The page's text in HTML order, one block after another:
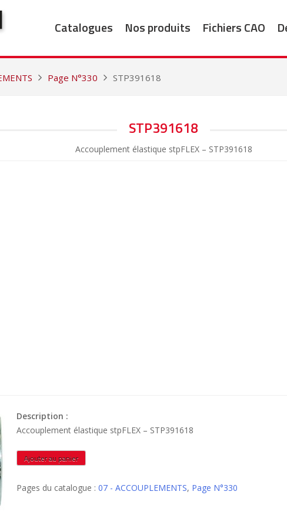
Catalogues Nos produits Fichiers CAO
Page N°330 STP391618
STP391618
Accouplement élastique stpFLEX – STP391618
Description :
Accouplement élastique stpFLEX – STP391618
quantité
de
Ajouter au panier
Pages du catalogue : 07 - ACCOUPLEMENTS, Page N°330